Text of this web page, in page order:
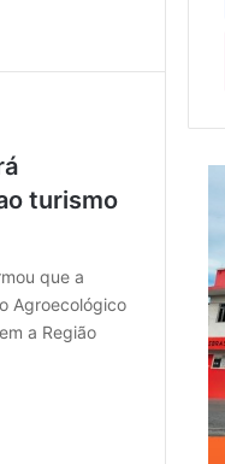
turismo
que a
Agroecológico
a Região